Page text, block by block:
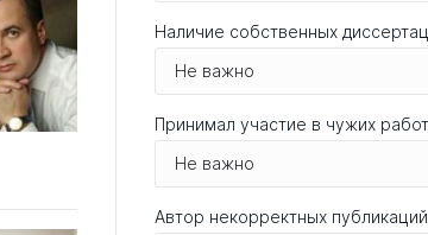
Наличие собственных
Не важно
Принимал участие в чужих
Не важно
Автор некорректных публикаций